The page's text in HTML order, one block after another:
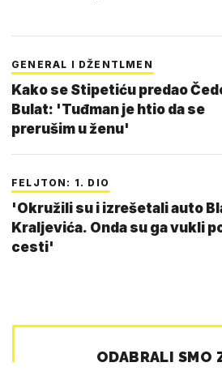
GENERAL I DŽENTLMEN
Kako se Stipetiću predao
Bulat: 'Tuđman je htio da se
prerušim u ženu'
FELJTON: 1. DIO
'Okružili su i izrešetali auto
Kraljevića. Onda su ga vukli
cesti'